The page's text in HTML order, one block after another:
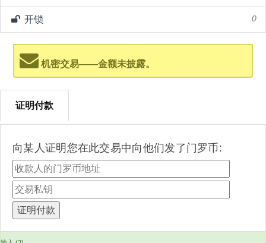
开锁 0
机密交易——金额未披露。
证明付款
向某人证明您在此交易中向他们发了门罗币: